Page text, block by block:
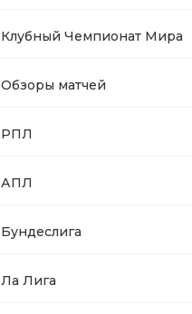
Клубный Чемпионат Мира
Обзоры матчей
РПЛ
АПЛ
Бундеслига
Ла Лига